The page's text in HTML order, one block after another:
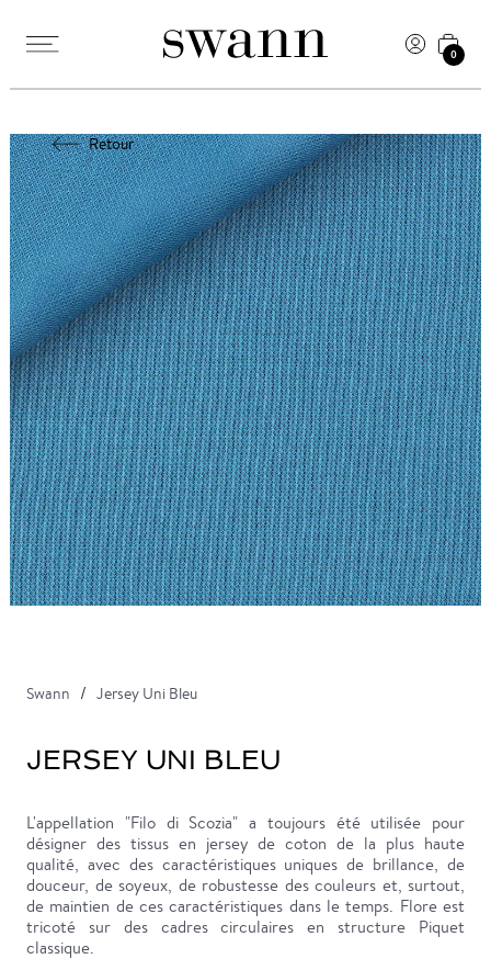
0
Retour
Swann Jersey Uni Bleu
JERSEY UNI BLEU
L'appellation "Filo di Scozia" a toujours été utilisée pour
désigner des tissus en jersey de coton de la plus haute
qualité, avec des caractéristiques uniques de brillance, de
douceur, de soyeux, de robustesse des couleurs et, surtout,
de maintien de ces caractéristiques dans le temps. Flore est
tricoté sur des cadres circulaires en structure Piquet
classique.